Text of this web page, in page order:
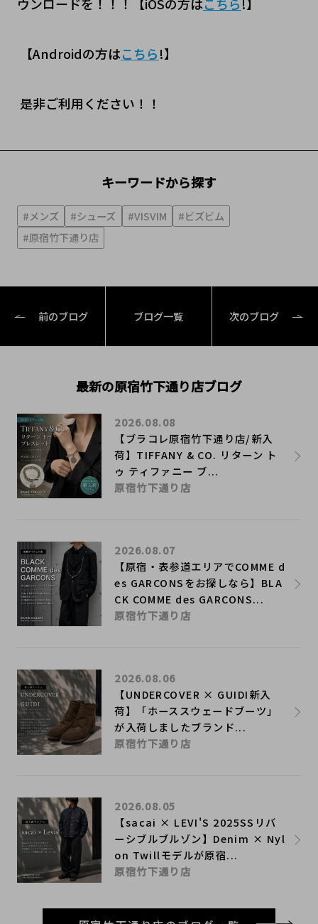
ウンロードを！！！【iOSの方はこちら!】
【Androidの方はこちら!】
是非ご利用ください！！
キーワードから探す
#メンズ #シューズ #VISVIM
#ビズビム
#原宿竹下通り店
前のブログ ブログ一覧 次のブログ
最新の原宿竹下通り店ブログ
【ブラコレ原宿竹下通り店/新入
荷】TIFFANY & CO. リターン ト
ゥ ティファニー ブ...
2026.08.08
原宿竹下通り店
【原宿・表参道エリアでCOMME d
es GARCONSをお探しなら】BLA
CK COMME des GARCONS...
2026.08.07
原宿竹下通り店
【UNDERCOVER × GUIDI新入
荷】「ホーススウェードブーツ」
が入荷しましたブランド...
2026.08.06
原宿竹下通り店
【sacai × LEVI'S 2025SSリバ
ーシブルブルゾン】Denim × Nyl
on Twillモデルが原宿...
2026.08.05
原宿竹下通り店